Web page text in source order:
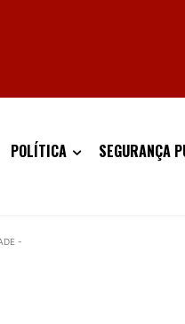
POLÍTICA SEGURANÇA
-